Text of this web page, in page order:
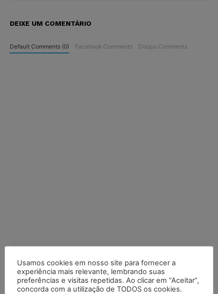
DEIXE UM COMENTÁRIO
Default Comments (0) Facebook Comments Disqus Comments
COMPARTILHE
Usamos cookies em nosso site para fornecer a
experiência mais relevante, lembrando suas
preferências e visitas repetidas. Ao clicar em “Aceitar”,
concorda com a utilização de TODOS os cookies.